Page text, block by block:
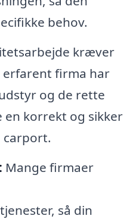
behov.
kræver
erfarent firma har
og de rette
en korrekt og sikker
carport.
Mange firmaer
så din